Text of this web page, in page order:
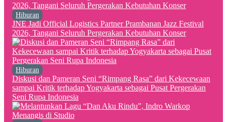
Hiburan
JNE Jadi Official Logistics Partner Prambanan Jazz Festival
2026, Tangani Seluruh Pergerakan Kebutuhan Konser
Hiburan
Diskusi dan Pameran Seni “Rimpang Rasa” dari Kekecewaan
sampai Kritik terhadap Yogyakarta sebagai Pusat Pergerakan
Seni Rupa Indonesia